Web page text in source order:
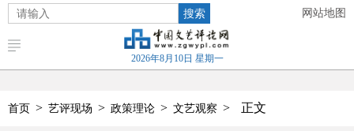
搜索 网站地图
2026年8月10日 星期一
首页 > 艺评现场 > 政策理论 > 文艺观察 > 正文